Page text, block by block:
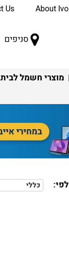
About
סניפים
| מוצרי חשמל לבית
כללי